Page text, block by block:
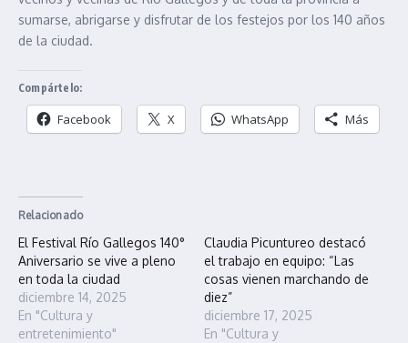
sumarse, abrigarse y disfrutar de los festejos por los 140 años
de la ciudad.
Compártelo:
Facebook X WhatsApp Más
Relacionado
El Festival Río Gallegos 140°
Aniversario se vive a pleno
en toda la ciudad
diciembre 14, 2025
En "Cultura y
entretenimiento"
Claudia Picuntureo destacó
el trabajo en equipo: “Las
cosas vienen marchando de
diez”
diciembre 17, 2025
En "Cultura y